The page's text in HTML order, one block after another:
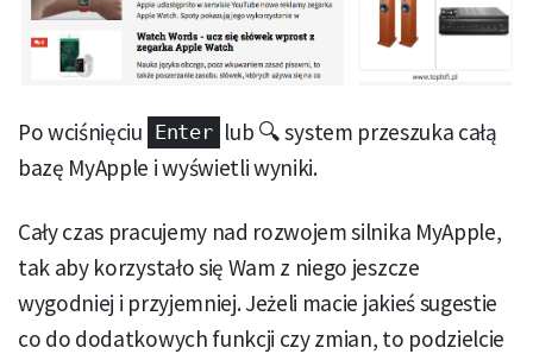
Po wciśnięciu Enter lub 🔍 system przeszuka całą
bazę MyApple i wyświetli wyniki.
Cały czas pracujemy nad rozwojem silnika MyApple,
tak aby korzystało się Wam z niego jeszcze
wygodniej i przyjemniej. Jeżeli macie jakieś sugestie
co do dodatkowych funkcji czy zmian, to podzielcie